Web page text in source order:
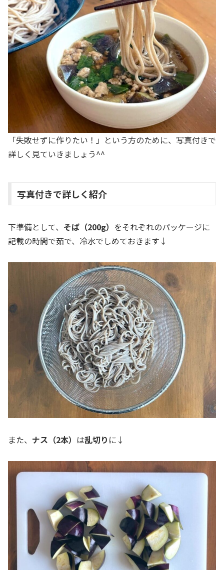
「失敗せずに作りたい！」という方のために、写真付きで
詳しく見ていきましょう^^
写真付きで詳しく紹介
下準備として、 そば（200g） をそれぞれのパッケージに
記載の時間で茹で、冷水でしめておきます↓
また、 ナス（2本） は乱切り に↓